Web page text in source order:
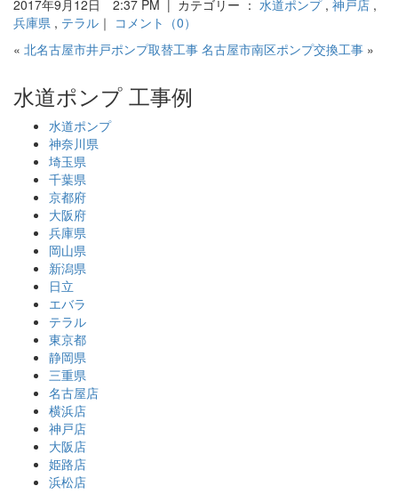
2017年9月12日 2:37 PM | カテゴリー ： 水道ポンプ, 神戸店 ,
兵庫県 , テラル ｜ コメント（0）
« 北名古屋市井戸ポンプ取替工事 名古屋市南区ポンプ交換工事 »
水道ポンプ 工事例
水道ポンプ
神奈川県
埼玉県
千葉県
京都府
大阪府
兵庫県
岡山県
新潟県
日立
エバラ
テラル
東京都
静岡県
三重県
名古屋店
横浜店
神戸店
大阪店
姫路店
浜松店